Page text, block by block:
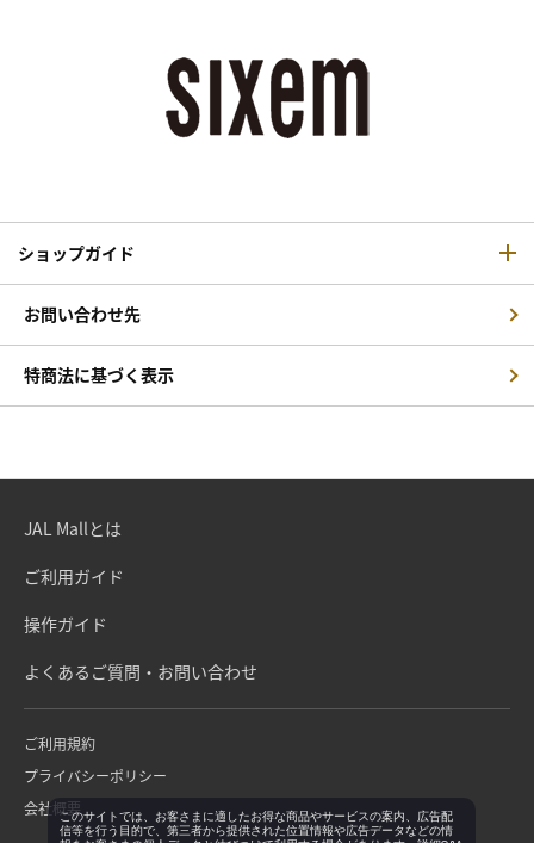
ショップガイド
お問い合わせ先
特商法に基づく表示
JAL Mallとは
ご利用ガイド
操作ガイド
よくあるご質問・お問い合わせ
ご利用規約
プライバシーポリシー
会社概要このサイトでは、お客さまに適したお得な商品やサービスの案内、広告配
信等を行う目的で、第三者から提供された位置情報や広告データなどの情